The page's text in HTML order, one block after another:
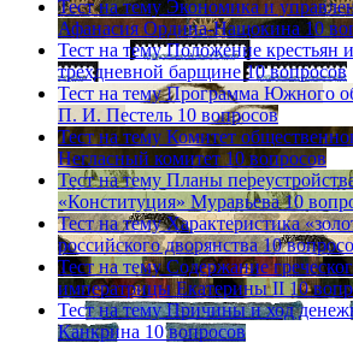
Тест на тему Экономика и
Афанасия Ордина-Нащокина 10
Тест на тему Положение крестьян
трехдневной барщине 10 вопросов
Тест на тему Программа Южного
П. И. Пестель 10 вопросов
Тест на тему Комитет
Негласный комитет 10 вопросов
Тест на тему Планы
«Конституция» Муравьева 10
Тест на тему Характеристика
российского дворянства 10
Тест на тему Содержание
императрицы Екатерины II 10
Тест на тему Причины и ход
Канкрина 10 вопросов